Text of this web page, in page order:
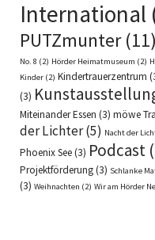
International
PUTZmunter(11)
No. 8 (2) Hörder Heimatmuseum (2)
Kinder (2) Kindertrauerzentrum
(3)
Miteinander Essen (3) möwe
der Lichter(5) Nacht der
Phoenix See(3) Podcast
Projektförderung(3) Schlanke
(3) Weihnachten (2) Wir am Hörder